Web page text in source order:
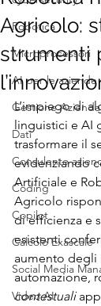
Robotica
Microprocessori
AI per le aziende
Gestione
Dati
Consulente
Coding
Copilot
Calcolo Exascale
Social Media
Video AI
Agricolo:
strumenti
L’impiego di
linguistici e AI
trasformare il
evidenziando
Artificiale e
Agricolo
di efficienza e
esistenti
aumento degli
automazione,
contestuali